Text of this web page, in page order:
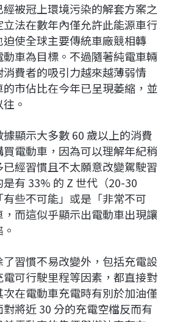
被冠上環境污染的解套方案之
法在數年內僅允許此能源車行
使全球主要傳統車廠競相轉
車為目標。不過隨著純電車輛
費者的吸引力越來越薄弱情
市佔比在今年已呈現萎縮，並
。
顯示大多數 60 歲以上的消費
電動車，因為可以理解年紀稍
經習慣且不太願意改變駕駛習
有 33% 的 Z 世代（20-30
些不可能」或是「非常不可
而這似乎顯示出電動車出現讓
習慣不易改變外，包括充電設
可行駛里程等因素，都直接對
在電動車充電時有別於加油僅
將近 30 分的充電空檔反而有